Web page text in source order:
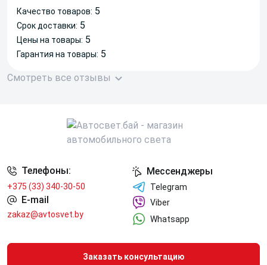
Качество товаров: 5
Срок доставки: 5
Цены на товары: 5
Гарантия на товары: 5
Смотреть все отзывы
Телефоны:
+375 (33) 340-30-50
E-mail
zakaz@avtosvet.by
Мессенджеры
Telegram
Viber
Whatsapp
Заказать консультацию